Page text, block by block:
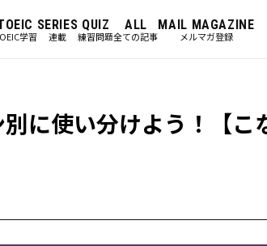
学習
SERIES
連載
QUIZ
練習問題
ALL
全ての記事
MAIL MAGAZINE
メルマガ登録
に使い分けよう！【こ